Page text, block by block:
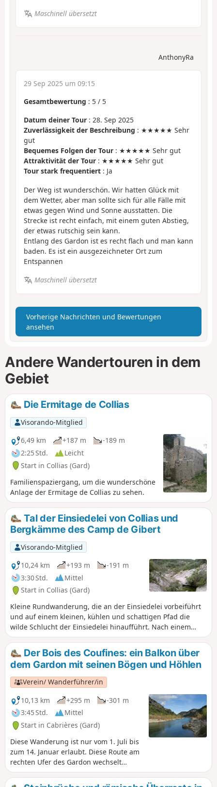
Maschinell übersetzt
AnthonyRa
29 Sep 2025 um 09:15
Gesamtbewertung : 5 / 5
Datum deiner Tour : 28. Sep 2025
Zuverlässigkeit der Beschreibung : ★★★★★ Sehr
gut
Bequemes Folgen der Tour : ★★★★★ Sehr gut
Attraktivität der Tour : ★★★★★ Sehr gut
Tour stark frequentiert : Ja
Der Weg ist wunderschön. Wir hatten Glück mit
dem Wetter, aber man sollte sich für alle Fälle mit
etwas gegen Wind und Sonne ausstatten. Die
Strecke ist recht einfach, mit einem guten Abstieg,
der etwas rutschig sein kann.
Entlang des Gardon ist es recht flach und man kann
baden. Es ist ein ausgezeichneter Ort zum
Entspannen
Maschinell übersetzt
Vorherige Nachrichten und Bewertungen
ansehen
Andere Wandertouren in dem
Gebiet
Die Ermitage de Collias
Visorando-Mitglied
6,49 km
+187 m
-189 m
2:25 Std.
Leicht
Start in Collias (Gard)
Familienspaziergang, um die wunderschöne
Anlage der Ermitage de Collias zu sehen.
Tal der Einsiedelei von Collias und
Bergkämme des Camp de Gibert
Visorando-Mitglied
10,24 km
+193 m
-191 m
3:30 Std.
Mittel
Start in Collias (Gard)
Kleine Rundwanderung, die an der Einsiedelei vorbeiführt
und auf einem kleinen, kühlen und schattigen Pfad die
wilde Schlucht der Einsiedelei hinaufführt. Nach einem
kleinen bebauten Gebiet kehrt man auf einem Weg über die
Bergrücken, die das wilde Tal von Fressinière überragen, in
Richtung Norden zurück. Am Ende der Strecke hat man
einen herrlichen Blick auf den Norden des Tals, seine
Dörfer, den Mont Bouquet, den Ventoux und den Pont du
Gard. Achtung: Vermeiden Sie diese Route, wenn der Fels
nass ist, da einige Abschnitte rutschig sind.
Der Bois des Coufines: ein Balkon über
dem Gardon mit seinen Bögen und Höhlen
Verein/ Wanderführer/in
10,13 km
+295 m
-301 m
3:45 Std.
Mittel
Start in Cabrières (Gard)
Diese Wanderung ist nur vom 1. Juli bis
zum 14. Januar erlaubt. Diese Route am
rechten Ufer des Gardon wechselt
zwischen Balkonwegen, die die Gardon-
Schluchten überragen und einen freien